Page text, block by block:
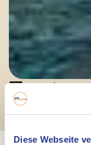
Diese Webseite